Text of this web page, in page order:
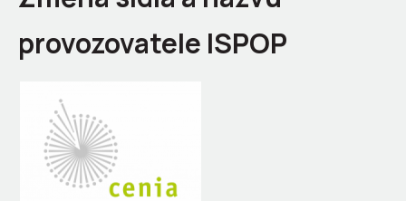
provozovatele ISPOP